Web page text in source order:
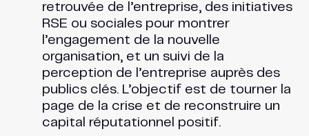
retrouvée de l’entreprise, des initiatives
RSE ou sociales pour montrer
l’engagement de la nouvelle
organisation, et un suivi de la
perception de l’entreprise auprès des
publics clés. L’objectif est de tourner la
page de la crise et de reconstruire un
capital réputationnel positif.